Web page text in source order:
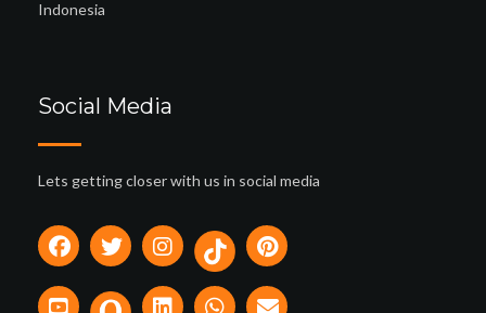
Indonesia
Social Media
Lets getting closer with us in social media